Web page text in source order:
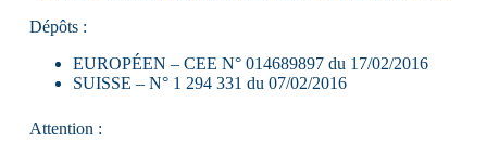
Dépôts :
EUROPÉEN – CEE N° 014689897 du 17/02/2016
SUISSE – N° 1 294 331 du 07/02/2016
Attention :